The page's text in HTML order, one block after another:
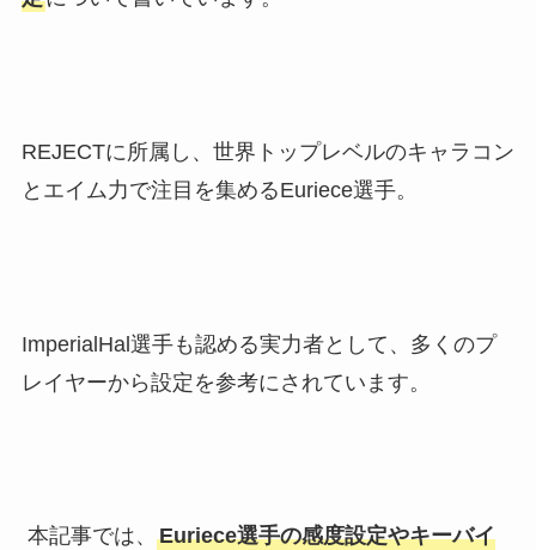
REJECTに所属し、世界トップレベルのキャラコン
とエイム力で注目を集めるEuriece選手。
ImperialHal選手も認める実力者として、多くのプ
レイヤーから設定を参考にされています。
本記事では、 Euriece選手の感度設定やキーバイ